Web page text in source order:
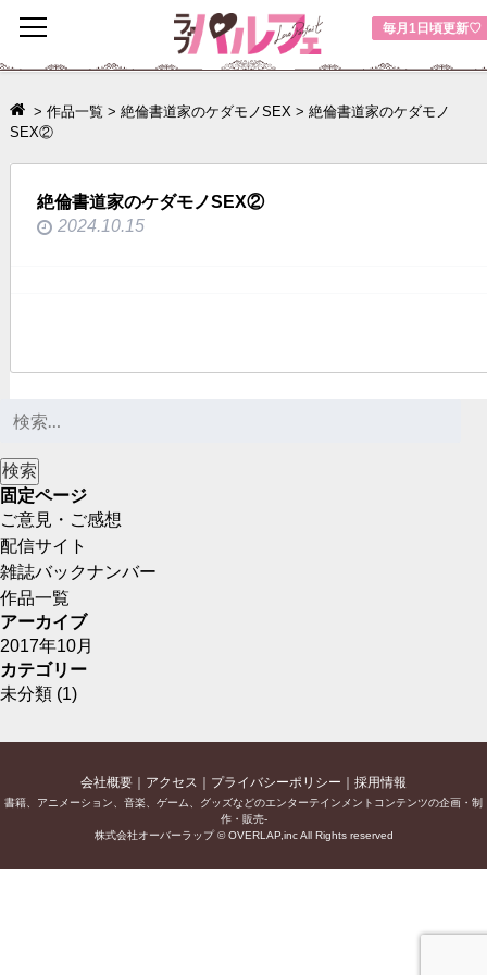
毎月1日頃更新♡
toggle
navigation
> 作品一覧 > 絶倫書道家のケダモノSEX > 絶倫書道家のケダモノ
SEX②
絶倫書道家のケダモノSEX②
2024.10.15
固定ページ
ご意見・ご感想
配信サイト
雑誌バックナンバー
作品一覧
アーカイブ
2017年10月
カテゴリー
未分類 (1)
会社概要 アクセス プライバシーポリシー 採用情報
書籍、アニメーション、音楽、ゲーム、グッズなどのエンターテインメントコンテンツの企画・制
作・販売-
株式会社オーバーラップ © OVERLAP,inc All Rights reserved